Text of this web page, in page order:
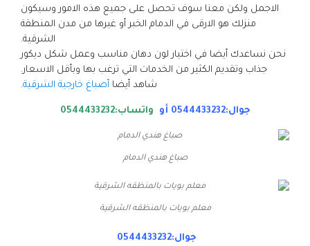
الاجمل ولكن معنا سوف تحصل على جميع هذه الامور وسيكون
منزلك هو الارقى في الدمام الخبر أو غيرها من مدن المنطقة
الشرقية.
نحن نساعدك أيضا في اختيار لون دهان مناسب وعمل شكل ديكور
جذاب وتقديم الكثير من الخدمات التي ترغب بها وبأقل الاسعار.
شاهد أيضا أصباغ خارجية الشرقية.
جوال:0544433232 أو واتساب:0544433232
صباغ هندي الدمام
معلم بويات بالمنظقه الشرقية
جوال:0544433232